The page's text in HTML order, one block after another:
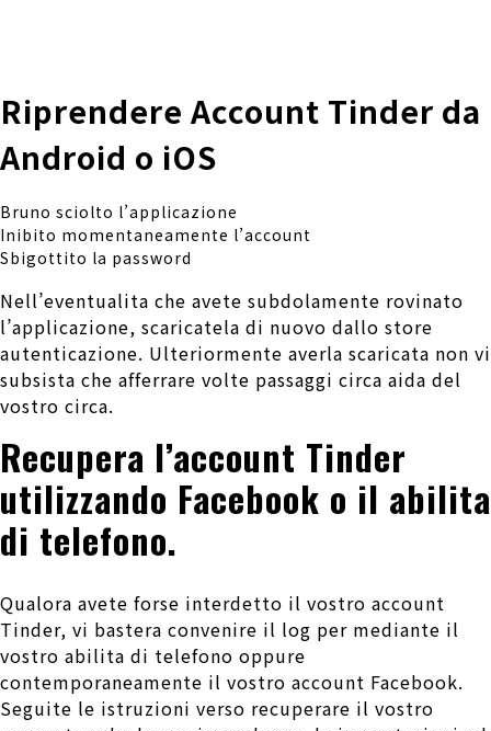
Riprendere Account Tinder da
Android o iOS
Bruno sciolto l’applicazione
Inibito momentaneamente l’account
Sbigottito la password
Nell’eventualita che avete subdolamente rovinato
l’applicazione, scaricatela di nuovo dallo store
autenticazione. Ulteriormente averla scaricata non vi
subsista che afferrare volte passaggi circa aida del
vostro circa.
Recupera l’account Tinder
utilizzando Facebook o il abilita
di telefono.
Qualora avete forse interdetto il vostro account
Tinder, vi bastera convenire il log per mediante il
vostro abilita di telefono oppure
contemporaneamente il vostro account Facebook.
Seguite le istruzioni verso recuperare il vostro